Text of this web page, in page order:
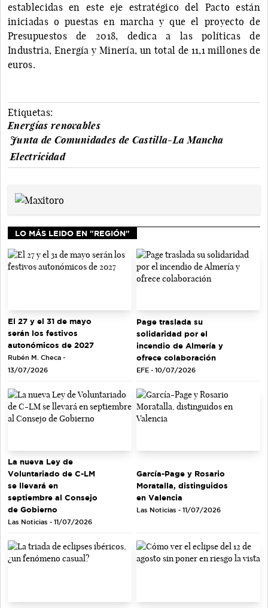
establecidas en este eje estratégico del Pacto están
iniciadas o puestas en marcha y que el proyecto de
Presupuestos de 2018, dedica a las políticas de
Industria, Energía y Minería, un total de 11,1 millones de
euros.
Etiquetas:
Energías renovables
Junta de Comunidades de Castilla-La Mancha
Electricidad
LO MÁS LEIDO EN "REGIÓN"
El 27 y el 31 de mayo
serán los festivos
autonómicos de 2027
Rubén M. Checa -
13/07/2026
Page traslada su
solidaridad por el
incendio de Almería y
ofrece colaboración
EFE - 10/07/2026
La nueva Ley de
Voluntariado de C-LM
se llevará en
septiembre al Consejo
de Gobierno
Las Noticias - 11/07/2026
García-Page y Rosario
Moratalla, distinguidos
en Valencia
Las Noticias - 11/07/2026